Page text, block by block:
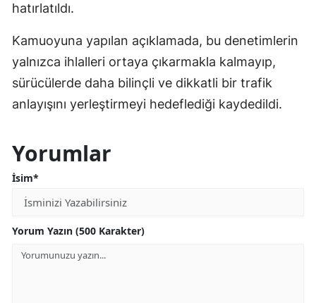
hatırlatıldı.
Kamuoyuna yapılan açıklamada, bu denetimlerin
yalnızca ihlalleri ortaya çıkarmakla kalmayıp,
sürücülerde daha bilinçli ve dikkatli bir trafik
anlayışını yerleştirmeyi hedeflediği kaydedildi.
Yorumlar
İsim*
Yorum Yazın (500 Karakter)